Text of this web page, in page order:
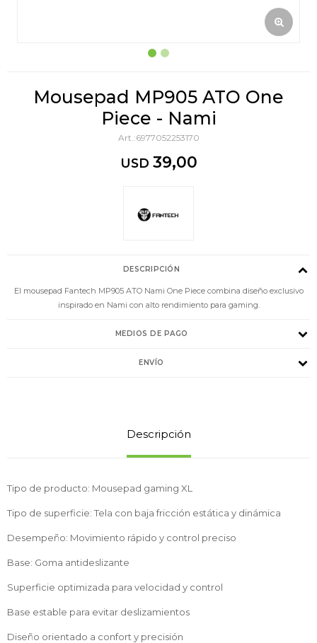
Mousepad MP905 ATO One
Piece - Nami
6977052253170
USD 39,00
DESCRIPCIÓN
El mousepad Fantech MP905 ATO Nami One Piece combina diseño exclusivo
inspirado en Nami con alto rendimiento para gaming.
MEDIOS DE PAGO
ENVÍO
Descripción
Tipo de producto: Mousepad gaming XL
Tipo de superficie: Tela con baja fricción estática y dinámica
Desempeño: Movimiento rápido y control preciso
Base: Goma antideslizante
Superficie optimizada para velocidad y control
Base estable para evitar deslizamientos
Diseño orientado a confort y precisión